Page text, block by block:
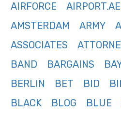
AIRFORCE
AMSTERDAM
ARMY
ASSOCIATES
BAND
BARGAINS
BERLIN
BET BID
BLACK
BLOG BLUE